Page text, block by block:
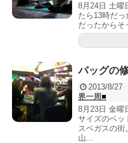
8月24日 土曜
たら13時だ
だったからそ
バッグの
2013/8/27
界一周■
8月23日 金曜
サイズのベッ
スベガスの街
山...